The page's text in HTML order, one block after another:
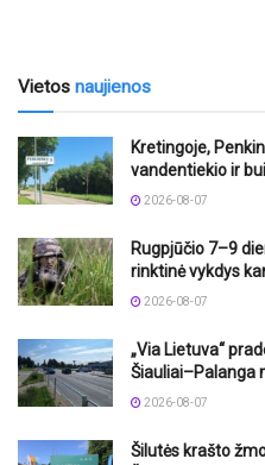
Vietos naujienos
Kretingoje,
vandentiekio ir
2026-08-07
Rugpjūčio 7–9
rinktinė vykdys
2026-08-07
„Via Lietuva“
Šiauliai–Palanga
2026-08-07
Šilutės krašto